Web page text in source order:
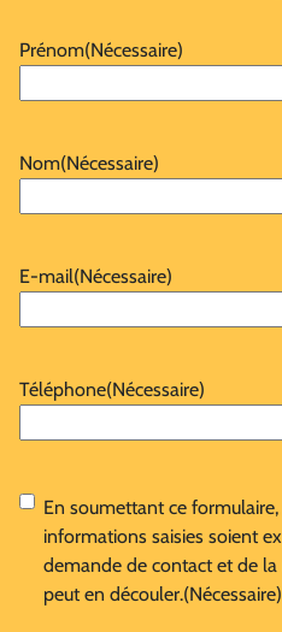
Prénom(Nécessaire)
Nom(Nécessaire)
E-mail(Nécessaire)
Téléphone(Nécessaire)
RGPD(Nécessaire)
En soumettant ce formulaire,
informations saisies soient
demande de contact et de la
peut en découler.(Nécessaire)